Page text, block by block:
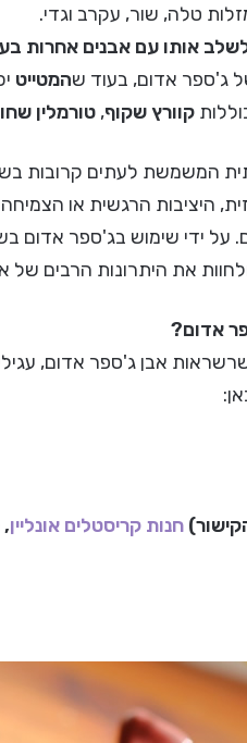
טלה, שור, עקרב וגדי.
אותו עם אבנים אחרות
ג'ספר אדום, בעוד שהמטייט
קוורץ שקוף, טורמלין
המשמשת לעתים קרובות
היציבות הרגשית או
ידי שימוש בג'ספר אדום
את היתרונות הרבים של
אדום?
אבן ג'ספר אדום,
חנות קריסטלים אונליין,